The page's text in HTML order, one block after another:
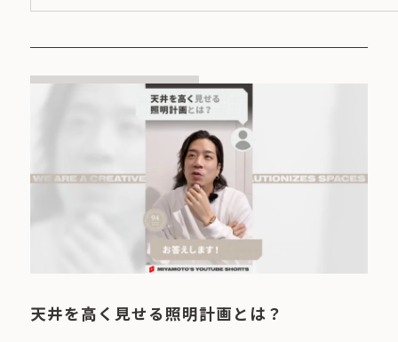
天井を高く見せる照明計画とは？